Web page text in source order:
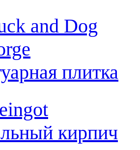
and Dog
плитка
кирпич